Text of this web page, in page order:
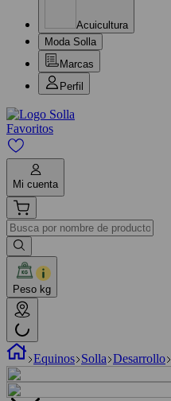
Acuicultura
Moda Solla
Marcas
Perfil
Favoritos
Mi cuenta
Peso kg
Equinos Solla Desarrollo